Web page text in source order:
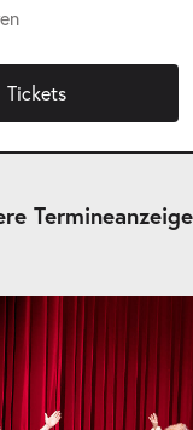
Tickets
Termine
Die
Uhr